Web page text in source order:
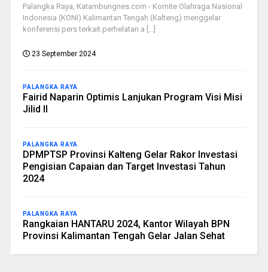
Palangka Raya, Katambungnes.com - Komite Olahraga Nasional
Indonesia (KONI) Kalimantan Tengah (Kalteng) menggelar
konferensi pers terkait perhelatan a [...]
23 September 2024
PALANGKA RAYA
Fairid Naparin Optimis Lanjukan Program Visi Misi
Jilid II
PALANGKA RAYA
DPMPTSP Provinsi Kalteng Gelar Rakor Investasi
Pengisian Capaian dan Target Investasi Tahun
2024
PALANGKA RAYA
Rangkaian HANTARU 2024, Kantor Wilayah BPN
Provinsi Kalimantan Tengah Gelar Jalan Sehat